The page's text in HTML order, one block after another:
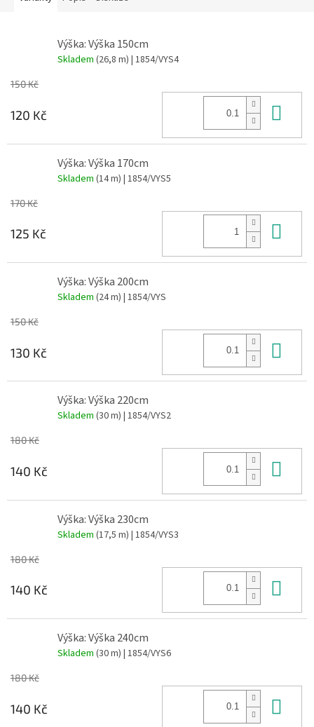
Výška: Výška 150cm
Skladem (26,8 m) | 1854/VYS4
150 Kč
120 Kč
Výška: Výška 170cm
Skladem (14 m) | 1854/VYS5
170 Kč
125 Kč
Výška: Výška 200cm
Skladem (24 m) | 1854/VYS
150 Kč
130 Kč
Výška: Výška 220cm
Skladem (30 m) | 1854/VYS2
180 Kč
140 Kč
Výška: Výška 230cm
Skladem (17,5 m) | 1854/VYS3
180 Kč
140 Kč
Výška: Výška 240cm
Skladem (30 m) | 1854/VYS6
180 Kč
140 Kč